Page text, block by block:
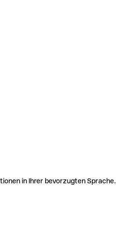
in Ihrer bevorzugten Sprache.